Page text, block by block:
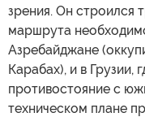
зрения. Он строился
маршрута
Азребайджане
Карабах), и в Грузии,
противостояние с
техническом плане